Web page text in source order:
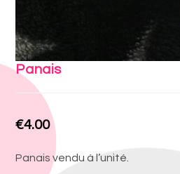
Panais
€4.00
Panais vendu à l’unité.